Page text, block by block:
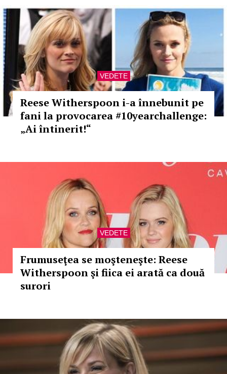
VEDETE
Reese Witherspoon i-a înnebunit pe
fani la provocarea #10yearchallenge:
„Ai întinerit!“
VEDETE
Frumuseţea se moşteneşte: Reese
Witherspoon şi fiica ei arată ca două
surori